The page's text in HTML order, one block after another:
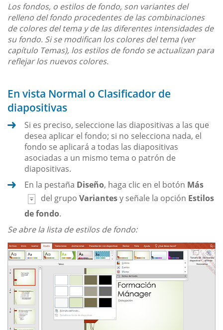
Los fondos, o estilos de fondo, son variantes del
relleno del fondo procedentes de las combinaciones
de colores del tema y de las diferentes intensidades de
su fondo. Si se modifican los colores del tema (ver
capítulo Temas), los estilos de fondo se actualizan para
reflejar los nuevos colores.
En vista Normal o Clasificador de
diapositivas
Si es preciso, seleccione las diapositivas a las que
desea aplicar el fondo; si no selecciona nada, el
fondo se aplicará a todas las diapositivas
asociadas a un mismo tema o patrón de
diapositivas.
En la pestaña Diseño, haga clic en el botón Más
del grupo Variantesy señale la opción Estilos
de fondo.
Se abre la lista de estilos de fondo: